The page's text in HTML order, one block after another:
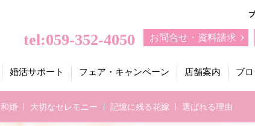
tel:059-352-4050 お問合せ・資料請求
婚活サポート フェア・キャンペーン 店舗案内 ブ
和婚 大切なセレモニー 記憶に残る花嫁 選ばれる理由